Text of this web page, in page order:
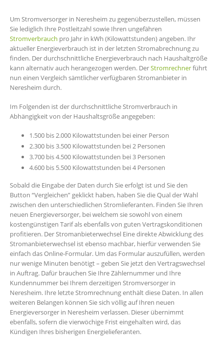
Um Stromversorger in Neresheim zu gegenüberzustellen, müssen
Sie lediglich Ihre Postleitzahl sowie Ihren ungefähren
Stromverbrauch pro Jahr in kWh (Kilowattstunden) angeben. Ihr
aktueller Energieverbrauch ist in der letzten Stromabrechnung zu
finden. Der durchschnittliche Energieverbrauch nach Haushaltgröße
kann alternativ auch herangezogen werden. DerStromrechnerführt
nun einen Vergleich sämtlicher verfügbaren Stromanbieter in
Neresheim durch.
Im Folgenden ist der durchschnittliche Stromverbrauch in
Abhängigkeit von der Haushaltsgröße angegeben:
1.500 bis 2.000 Kilowattstunden bei einer Person
2.300 bis 3.500 Kilowattstunden bei 2 Personen
3.700 bis 4.500 Kilowattstunden bei 3 Personen
4.600 bis 5.500 Kilowattstunden bei 4 Personen
Sobald die Eingabe der Daten durch Sie erfolgt ist und Sie den
Button “Vergleichen” geklickt haben, haben Sie die Qual der Wahl
zwischen den unterschiedlichen Stromlieferanten. Finden Sie Ihren
neuen Energieversorger, bei welchem sie sowohl von einem
kostengünstigen Tarif als ebenfalls von guten Vertragskonditionen
profitieren. Der Stromanbieterwechsel Eine direkte Abwicklung des
Stromanbieterwechsel ist ebenso machbar, hierfür verwenden Sie
einfach das Online-Formular. Um das Formular auszufüllen, werden
nur wenige Minuten benötigt – geben Sie jetzt den Vertragswechsel
in Auftrag. Dafür brauchen Sie Ihre Zählernummer und Ihre
Kundennummer bei Ihrem derzeitigen Stromversorger in
Neresheim. Ihre letzte Stromrechnung enthält diese Daten. In allen
weiteren Belangen können Sie sich völlig auf Ihren neuen
Energieversorger in Neresheim verlassen. Dieser übernimmt
ebenfalls, sofern die vierwöchige Frist eingehalten wird, das
Kündigen Ihres bisherigen Energielieferanten.